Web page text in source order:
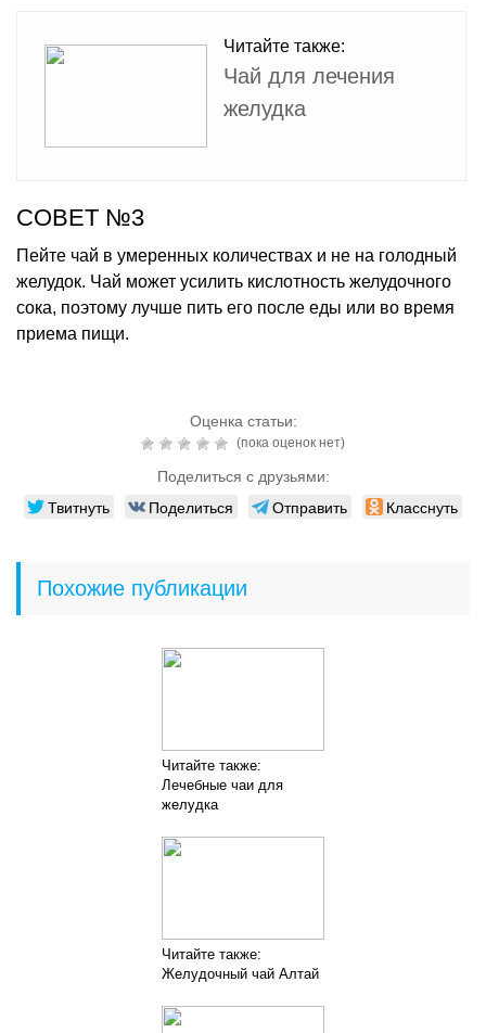
Читайте также:
Чай для лечения
желудка
СОВЕТ №3
Пейте чай в умеренных количествах и не на голодный
желудок. Чай может усилить кислотность желудочного
сока, поэтому лучше пить его после еды или во время
приема пищи.
Оценка статьи:
(пока оценок нет)
Поделиться с друзьями:
Твитнуть Поделиться Отправить Класснуть
Похожие публикации
Читайте также:
Лечебные чаи для
желудка
Читайте также:
Желудочный чай Алтай